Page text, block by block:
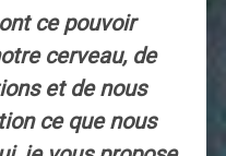
ce pouvoir
cerveau, de
et de nous
ce que nous